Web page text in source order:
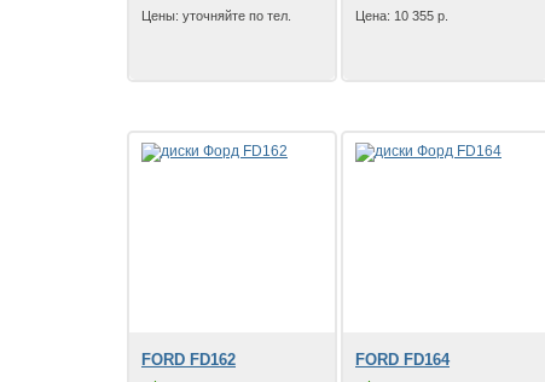
Цены: уточняйте по тел. Цена: 10 355 р.
FORD FD162 FORD FD164